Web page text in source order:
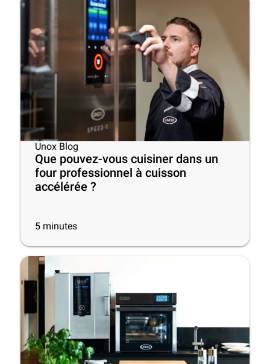
Unox Blog
Que pouvez-vous cuisiner dans un
four professionnel à cuisson
accélérée ?
5 minutes